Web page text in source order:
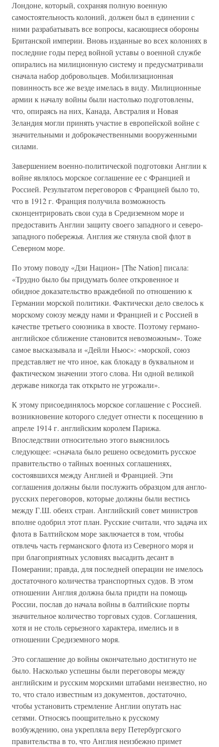
Лондоне, который, сохраняя полную военную
самостоятельность колоний, должен был в единении с
ними разрабатывать все вопросы, касающиеся обороны
Британской империи. Вновь изданные во всех колониях в
последние годы перед войной уставы о военной службе
опирались на милиционную систему и предусматривали
сначала набор добровольцев. Мобилизационная
повинность все же везде имелась в виду. Милиционные
армии к началу войны были настолько подготовлены,
что, опираясь на них, Канада, Австралия и Новая
Зеландия могли принять участие в европейской войне с
значительными и доброкачественными вооруженными
силами.
Завершением военно-политической подготовки Англии к
войне являлось морское соглашение ее с Францией и
Россией. Результатом переговоров с Францией было то,
что в 1912 г. Франция получила возможность
сконцентрировать свои суда в Средиземном море и
предоставить Англии защиту своего западного и северо-
западного побережья. Англия же стянула свой флот в
Северном море.
По этому поводу «Дзи Национ» [The Nation] писала:
«Трудно было бы придумать более откровенное и
обидное доказательство враждебной по отношению к
Германии морской политики. Фактически дело свелось к
морскому союзу между нами и Францией и с Россией в
качестве третьего союзника в хвосте. Поэтому германо-
английское сближение становится невозможным». Тоже
самое высказывала и «Дейли Ньюс»: «морской, союз
представляет не что иное, как блокаду в буквальном и
фактическом значении этого слова. Ни одной великой
державе никогда так открыто не угрожали».
К этому присоединялось морское соглашение с Россией.
возникновение которого следует отнести к посещению в
апреле 1914 г. английским королем Парижа.
Впоследствии относительно этого выяснилось
следующее: «сначала было решено осведомить русское
правительство о тайных военных соглашениях,
состоявшихся между Англией и Францией. Эти
соглашения должны были послужить образцом для англо-
русских переговоров, которые должны были вестись
между Г.Ш. обеих стран. Английский совет министров
вполне одобрил этот план. Русские считали, что задача их
флота в Балтийском море заключается в том, чтобы
отвлечь часть германского флота из Северного моря и
при благоприятных условиях высадить десант в
Померании; правда, для последней операции не имелось
достаточного количества транспортных судов. В этом
отношении Англия должна была придти на помощь
России, послав до начала войны в балтийские порты
значительное количество торговых судов. Соглашения,
хотя и не столь серьезного характера, имелись и в
отношении Средиземного моря.
Это соглашение до войны окончательно достигнуто не
было. Насколько успешны были переговоры между
английским и русским морскими штабами неизвестно, но
то, что стало известным из документов, достаточно,
чтобы установить стремление Англии опутать нас
сетями. Относясь поощрительно к русскому
возбуждению, она укрепляла веру Петербургского
правительства в то, что Англия неизбежно примет